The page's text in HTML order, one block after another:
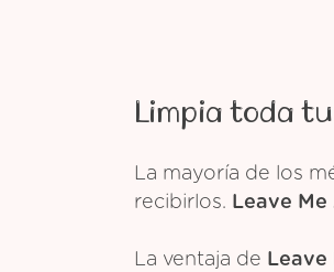
Limpia toda
La mayoría de los
recibirlos. Leave Me
La ventaja de Leave